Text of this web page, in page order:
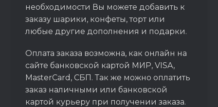
необходимости Вы можете добавить к
заказу шарики, конфеты, торт или
любые другие дополнения и подарки.
Оплата заказа возможна, как онлайн на
сайте банковской картой МИР, VISA,
MasterCard, СБП. Так же можно оплатить
заказ наличными или банковской
картой курьеру при получении заказа.